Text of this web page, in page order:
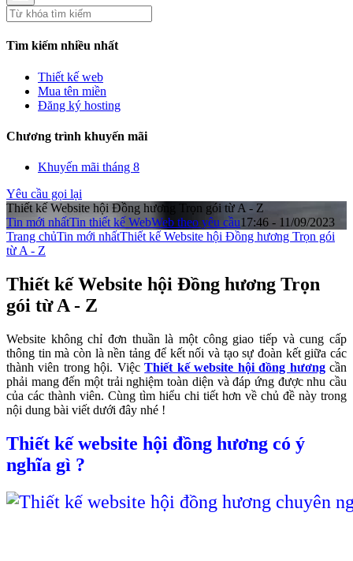
Tìm kiếm nhiều nhất
Thiết kế web
Mua tên miền
Đăng ký hosting
Chương trình khuyến mãi
Khuyến mãi tháng 8
Yêu cầu gọi lại
Thiết kế Website hội Đồng hương Trọn gói từ A - Z
Tin mới nhấtTin thiết kế WebWeb theo yêu cầu17:46 - 11/09/2023
Trang chủTin mới nhấtThiết kế Website hội Đồng hương Trọn gói
từ A - Z
Thiết kế Website hội Đồng hương Trọn
gói từ A - Z
Website không chỉ đơn thuần là một công giao tiếp và cung cấp
thông tin mà còn là nền tảng để kết nối và tạo sự đoàn kết giữa các
thành viên trong hội. ViệcThiết kế website hội đồng hươngcần
phải mang đến một trải nghiệm toàn diện và đáp ứng được nhu cầu
của các thành viên. Cùng tìm hiểu chi tiết hơn về chủ đề này trong
nội dung bài viết dưới đây nhé !
Thiết kế website hội đồng hương có ý
nghĩa gì ?